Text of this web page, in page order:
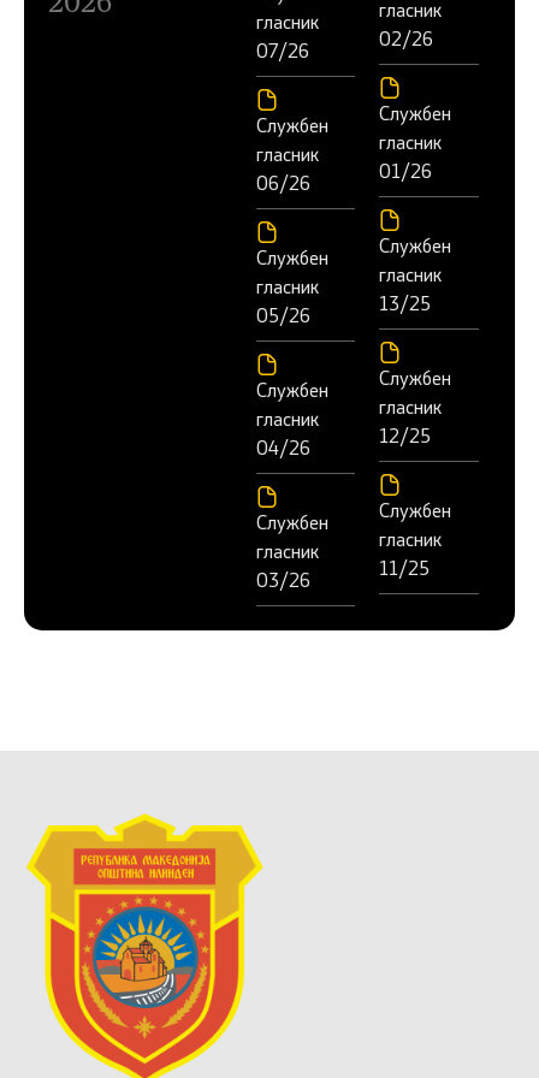
гласник
07/26
Службен
гласник
06/26
Службен
гласник
05/26
Службен
гласник
04/26
Службен
гласник
03/26
гласник
02/26
Службен
гласник
01/26
Службен
гласник
13/25
Службен
гласник
12/25
Службен
гласник
11/25